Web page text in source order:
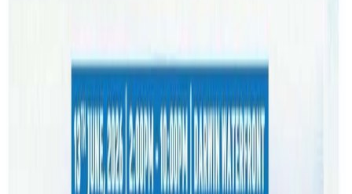
६ लाख ८० हजार डलर बराबरको क्षतिपुर्ति भराएको थियो । मेलबर्नको
डेग्रेभ्स स्ट्रीट र हार्डवेयर लेन, ब्रिस्बेन, सिड्नी, एडिलेड, होबारका साथै
लन्सेस्टन, डार्विन, गोल्ड कोस्ट, पर्थ, न्यूकासल, दक्षिण–पूर्वी मेलबर्न र
क्वीन्सल्याण्डको सनसाइन कोस्ट क्षेत्रमा अनुगमन तिब्र बनाइएको थियो